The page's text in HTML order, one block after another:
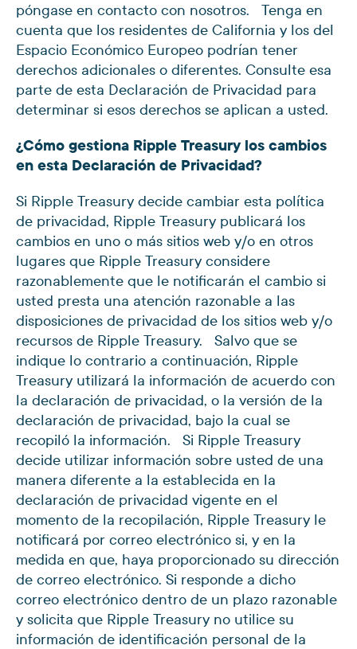
póngase en contacto con nosotros. Tenga en
cuenta que los residentes de California y los del
Espacio Económico Europeo podrían tener
derechos adicionales o diferentes. Consulte esa
parte de esta Declaración de Privacidad para
determinar si esos derechos se aplican a usted.
¿Cómo gestiona Ripple Treasury los cambios
en esta Declaración de Privacidad?
Si Ripple Treasury decide cambiar esta política
de privacidad, Ripple Treasury publicará los
cambios en uno o más sitios web y/o en otros
lugares que Ripple Treasury considere
razonablemente que le notificarán el cambio si
usted presta una atención razonable a las
disposiciones de privacidad de los sitios web y/o
recursos de Ripple Treasury. Salvo que se
indique lo contrario a continuación, Ripple
Treasury utilizará la información de acuerdo con
la declaración de privacidad, o la versión de la
declaración de privacidad, bajo la cual se
recopiló la información. Si Ripple Treasury
decide utilizar información sobre usted de una
manera diferente a la establecida en la
declaración de privacidad vigente en el
momento de la recopilación, Ripple Treasury le
notificará por correo electrónico si, y en la
medida en que, haya proporcionado su dirección
de correo electrónico. Si responde a dicho
correo electrónico dentro de un plazo razonable
y solicita que Ripple Treasury no utilice su
información de identificación personal de la